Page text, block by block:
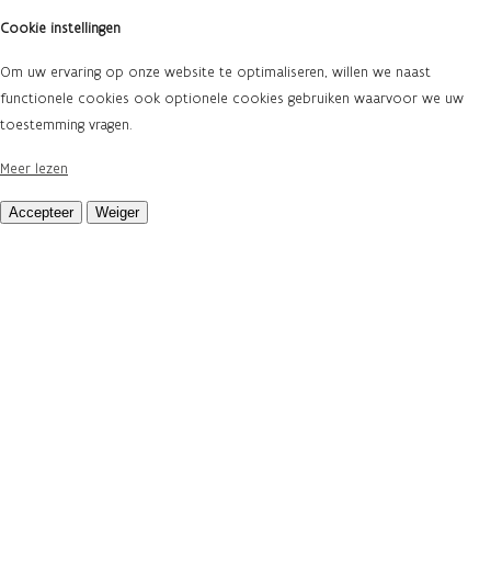
Cookie instellingen
Om uw ervaring op onze website te optimaliseren, willen we naast
functionele cookies ook optionele cookies gebruiken waarvoor we uw
toestemming vragen.
Meer lezen
Accepteer Weiger